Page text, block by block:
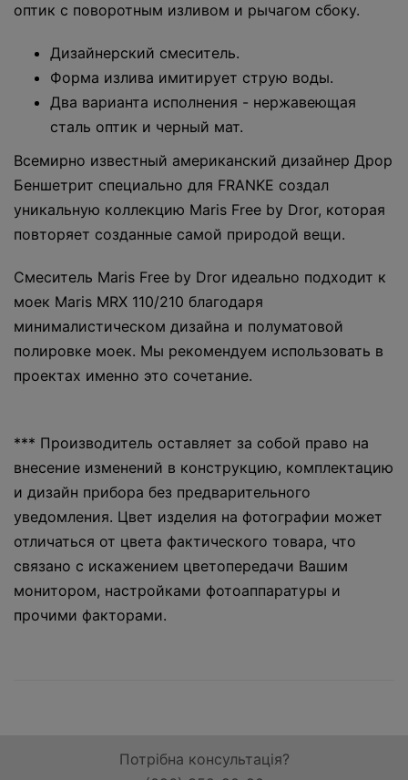
оптик с поворотным изливом и рычагом сбоку.
Дизайнерский смеситель.
Форма излива имитирует струю воды.
Два варианта исполнения - нержавеющая
сталь оптик и черный мат.
Всемирно известный американский дизайнер Дрор
Беншетрит специально для FRANKE создал
уникальную коллекцию Maris Free by Dror, которая
повторяет созданные самой природой вещи.
Смеситель Maris Free by Dror идеально подходит к
моек Maris MRX 110/210 благодаря
минималистическом дизайна и полуматовой
полировке моек. Мы рекомендуем использовать в
проектах именно это сочетание.
*** Производитель оставляет за собой право на
внесение изменений в конструкцию, комплектацию
и дизайн прибора без предварительного
уведомления. Цвет изделия на фотографии может
отличаться от цвета фактического товара, что
связано с искажением цветопередачи Вашим
монитором, настройками фотоаппаратуры и
прочими факторами.
Потрібна консультація?